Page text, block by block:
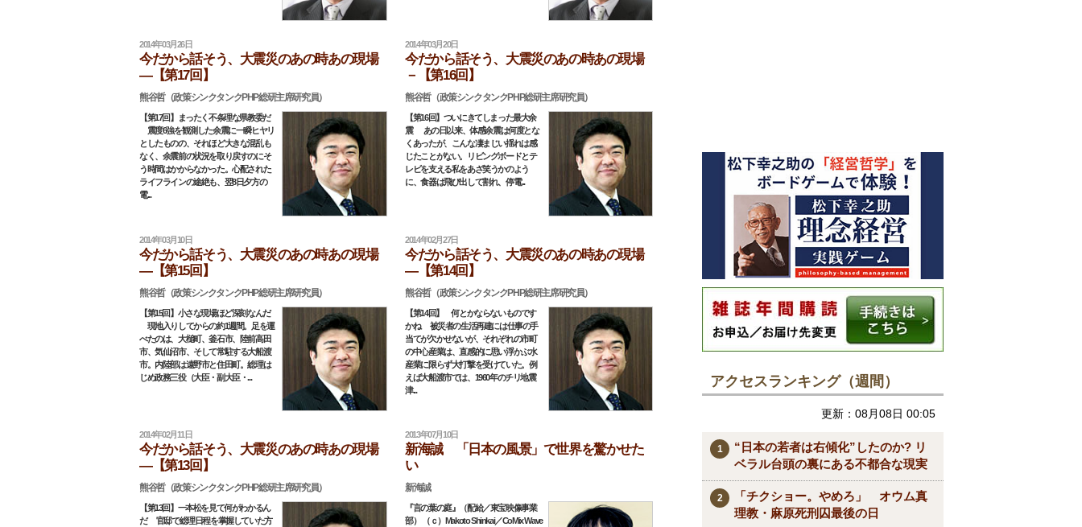
2014年03月26日
今だから話そう、大震災のあの時あの現場
―【第17回】
熊谷哲（政策シンクタンクPHP総研主席研究員）
【第17回】まったく不条理な県教委だ
震度6強を観測した余震に一瞬ヒヤリ
としたものの、それほど大きな混乱も
なく、余震前の状況を取り戻すのにそ
う時間はかからなかった。心配された
ライフラインの途絶も、翌8日夕方の
電...
2014年03月20日
今だから話そう、大震災のあの時あの現場
－【第16回】
熊谷哲（政策シンクタンクPHP総研主席研究員）
【第16回】ついにきてしまった最大余
震 あの日以来、体感余震は何度とな
くあったが、こんな凄まじい揺れは感
じたことがない。リビングボードとテ
レビを支える私をあざ笑うかのよう
に、食器は飛び出して割れ、停電...
2014年03月10日
今だから話そう、大震災のあの時あの現場
―【第15回】
熊谷哲（政策シンクタンクPHP総研主席研究員）
【第15回】小さな現場ほど深刻なんだ
現地入りしてからの約1週間。足を運
べたのは、大槌町、釜石市、陸前高田
市、気仙沼市、そして常駐する大船渡
市。内陸部は遠野市と住田町。総理は
じめ政務三役（大臣・副大臣・...
2014年02月27日
今だから話そう、大震災のあの時あの現場
―【第14回】
熊谷哲（政策シンクタンクPHP総研主席研究員）
【第14回】 何とかならないものです
かね 被災者の生活再建には仕事の手
当てが欠かせないが、それぞれの市町
の中心産業は、直感的に思い浮かぶ水
産業に限らず大打撃を受けていた。例
えば大船渡市では、1960年のチリ地震
津...
2014年02月11日
今だから話そう、大震災のあの時あの現場
―【第13回】
熊谷哲（政策シンクタンクPHP総研主席研究員）
【第13回】一本松を見て何がわかるん
だ 官邸で総理日程を掌握していた方
2013年07月10日
新海誠 「日本の風景」で世界を驚かせた
い
新海誠
『言の葉の庭』（配給／東宝映像事業
部） （ｃ）Makoto Shinkai／CoMix Wave
アクセスランキング（週間）
更新：08月08日 00:05
“日本の若者は右傾化”したのか? リ
ベラル台頭の裏にある不都合な現実
「チクショー。やめろ」 オウム真
理教・麻原死刑囚最後の日